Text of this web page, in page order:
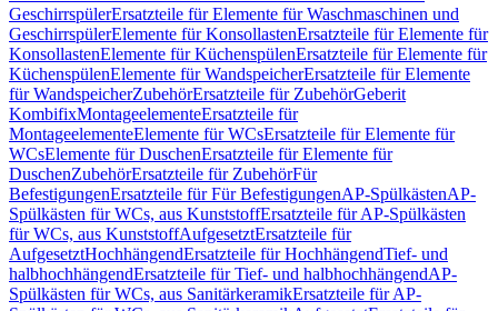
GeschirrspülerErsatzteile für Elemente für Waschmaschinen und
GeschirrspülerElemente für KonsollastenErsatzteile für Elemente für
KonsollastenElemente für KüchenspülenErsatzteile für Elemente für
KüchenspülenElemente für WandspeicherErsatzteile für Elemente
für WandspeicherZubehörErsatzteile für ZubehörGeberit
KombifixMontageelementeErsatzteile für
MontageelementeElemente für WCsErsatzteile für Elemente für
WCsElemente für DuschenErsatzteile für Elemente für
DuschenZubehörErsatzteile für ZubehörFür
BefestigungenErsatzteile für Für BefestigungenAP-SpülkästenAP-
Spülkästen für WCs, aus KunststoffErsatzteile für AP-Spülkästen
für WCs, aus KunststoffAufgesetztErsatzteile für
AufgesetztHochhängendErsatzteile für HochhängendTief- und
halbhochhängendErsatzteile für Tief- und halbhochhängendAP-
Spülkästen für WCs, aus SanitärkeramikErsatzteile für AP-